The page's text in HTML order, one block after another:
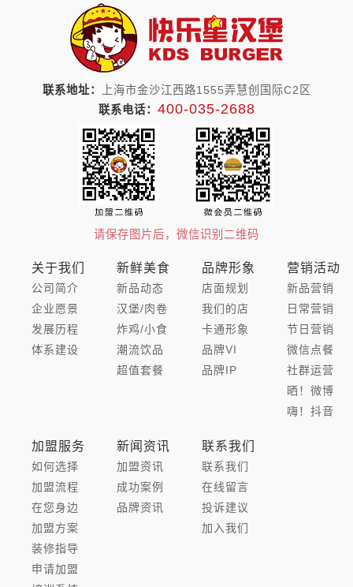
联系地址：
上海市金沙江西路1555弄慧创国际C2区
联系电话： 400-035-2688
请保存图片后，微信识别二维码
关于我们
公司简介
企业愿景
发展历程
体系建设
新鲜美食
新品动态
汉堡/肉卷
炸鸡/小食
潮流饮品
超值套餐
品牌形象
店面规划
我们的店
卡通形象
品牌VI
品牌IP
营销活动
新品营销
日常营销
节日营销
微信点餐
社群运营
晒！微博
嗨！抖音
加盟服务
如何选择
加盟流程
在您身边
加盟方案
装修指导
申请加盟
新闻资讯
加盟资讯
成功案例
品牌资讯
联系我们
联系我们
在线留言
投诉建议
加入我们